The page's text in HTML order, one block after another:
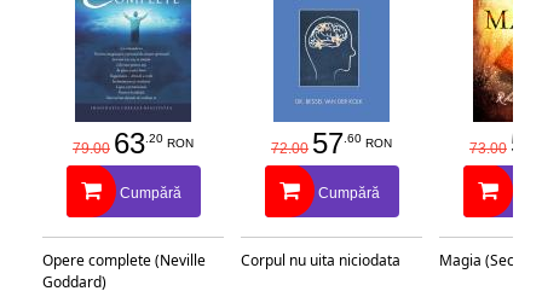
79.00 63.20 RON
Cumpără
Opere complete (Neville
Goddard)
72.00 57.60 RON
Cumpără
Corpul nu uita niciodata
73.00 58
Magia